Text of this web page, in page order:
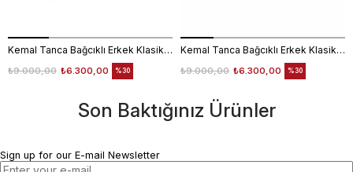
Kemal Tanca Bağcıklı Erkek Klasik Ayakkabı 700
₺6.300,00
₺9.000,00 %30
Kemal Tanca Bağcıklı Erkek Klasik Ayakkabı 700
₺6.300,00
₺9.000,00 %30
Son Baktığınız Ürünler
Sign up for our E-mail Newsletter